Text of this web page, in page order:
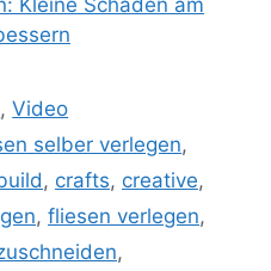
Kleine Schäden am
,Video
selber verlegen,
, crafts, creative,
, fliesen verlegen,
,